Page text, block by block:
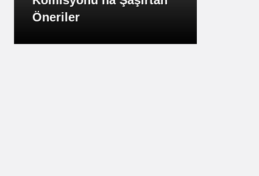
Öneriler